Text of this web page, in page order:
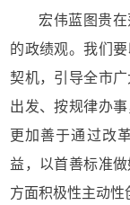
宏伟蓝图贵
的政绩观。我们
契机，引导全市
出发、按规律办
更加善于通过改
益，以首善标准
方面积极性主动性